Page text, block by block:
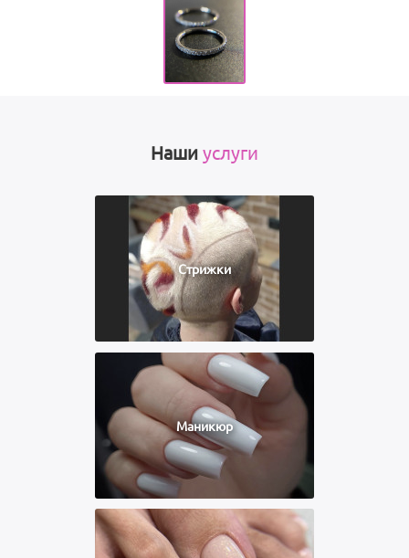
Наши услуги
Стрижки
Маникюр